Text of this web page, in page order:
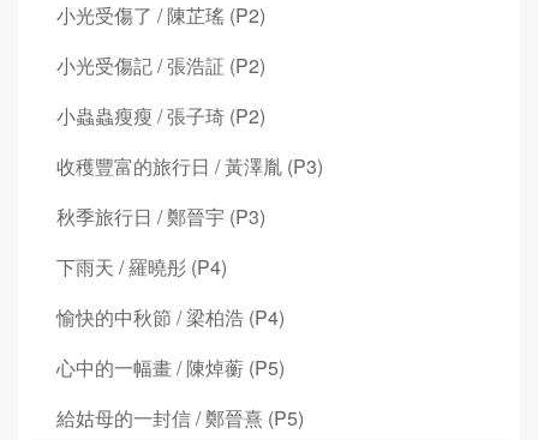
小光受傷了 / 陳芷瑤 (P2)
小光受傷記 / 張浩証 (P2)
小蟲蟲瘦瘦 / 張子琦 (P2)
收穫豐富的旅行日 / 黃澤胤 (P3)
秋季旅行日 / 鄭晉宇 (P3)
下雨天 / 羅曉彤 (P4)
愉快的中秋節 / 梁柏浩 (P4)
心中的一幅畫 / 陳焯蘅 (P5)
給姑母的一封信 / 鄭晉熹 (P5)